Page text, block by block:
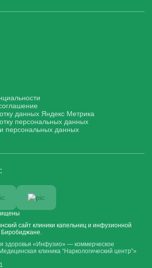
данных Яндекс Метрика
персональных данных
персональных данных
сайт клиники капельниц и инфузионной
здоровья «Инфузио» — коммерческое
клиника “Наркологический центр”»